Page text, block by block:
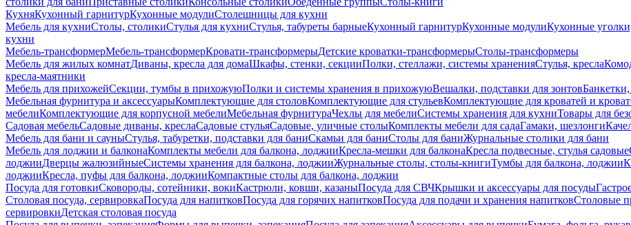
КухняКухонный гарнитурКухонные модулиСтолешницы для кухни
Мебель для кухниСтолы, столикиСтулья для кухниСтулья, табуреты барныеКухонный гарнитурКухонные модулиКухонные
кухни
Мебель-трансформерМебель-трансформерКровати-трансформерыДетские кроватки-трансформерыСтолы-трансформеры
Мебель для жилых комнатДиваны, кресла для домаШкафы, стенки, секцииПолки, стеллажи, системы храненияСтулья, кресла
кресла-маятники
Мебель для прихожейСекции, тумбы в прихожуюПолки и системы хранения в прихожуюВешалки, подставки для зонтов
Мебельная фурнитура и аксессуарыКомплектующие для столовКомплектующие для стульевКомплектующие для кроватей и
мебелиКомплектующие для корпусной мебелиМебельная фурнитураЧехлы для мебелиСистемы хранения для кухниТовары для
Садовая мебельСадовые диваны, креслаСадовые стульяСадовые, уличные столыКомплекты мебели для садаГамаки, шезлонги
Мебель для бани и сауныСтулья, табуретки, подставки для баниСкамьи для баниСтолы для баниЖурнальные столики для бани
Мебель для лоджии и балконаКомплекты мебели для балкона, лоджииКресла-мешки для балконаКресла подвесные, стулья садовые
лоджииДверцы жалюзийныеСистемы хранения для балкона, лоджииЖурнальные столы, столы-книгиТумбы для балкона, лоджии
лоджииКресла, пуфы для балкона, лоджииКомпактные столы для балкона, лоджии
Посуда для готовкиСковороды, сотейники, вокиКастрюли, ковши, казаныПосуда для СВЧКрышки и аксессуары для посуды
Столовая посуда, сервировкаПосуда для напитковПосуда для горячих напитковПосуда для подачи и хранения напитковСтоловые
сервировкиДетская столовая посуда